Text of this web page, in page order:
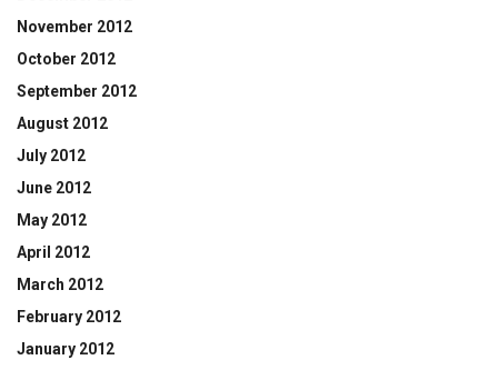
November 2012
October 2012
September 2012
August 2012
July 2012
June 2012
May 2012
April 2012
March 2012
February 2012
January 2012